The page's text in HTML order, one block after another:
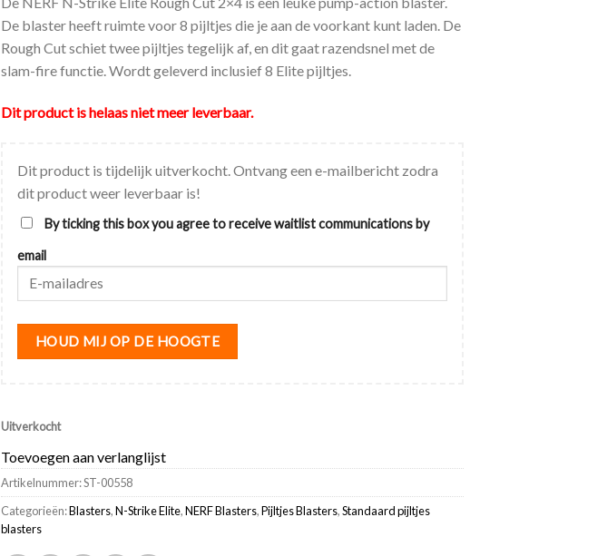
De blaster heeft ruimte voor 8 pijltjes die je aan de voorkant kunt laden. De
Rough Cut schiet twee pijltjes tegelijk af, en dit gaat razendsnel met de
slam-fire functie. Wordt geleverd inclusief 8 Elite pijltjes.
Dit product is helaas niet meer leverbaar.
Dit product is tijdelijk uitverkocht. Ontvang een e-mailbericht zodra
dit product weer leverbaar is!
By ticking this box you agree to receive waitlist communications by
email
Vul
mailadres
in
melding
ontvangen
wanneer
dit
product
HOUD MIJ OP DE HOOGTE
Uitverkocht
Toevoegen aan verlanglijst
Artikelnummer:ST-00558
Categorieën:Blasters,N-Strike Elite,NERF Blasters,Pijltjes Blasters,Standaard pijltjes
blasters